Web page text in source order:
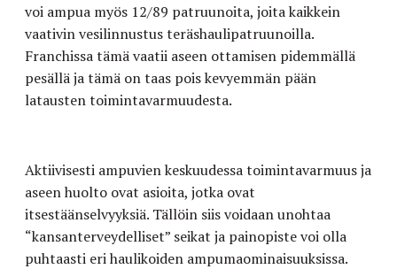
voi ampua myös 12/89 patruunoita, joita kaikkein
vaativin vesilinnustus teräshaulipatruunoilla.
Franchissa tämä vaatii aseen ottamisen pidemmällä
pesällä ja tämä on taas pois kevyemmän pään
latausten toimintavarmuudesta.
Aktiivisesti ampuvien keskuudessa toimintavarmuus ja
aseen huolto ovat asioita, jotka ovat
itsestäänselvyyksiä. Tällöin siis voidaan unohtaa
“kansanterveydelliset” seikat ja painopiste voi olla
puhtaasti eri haulikoiden ampumaominaisuuksissa.